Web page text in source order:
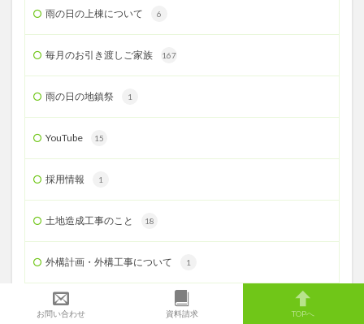
雨の日の上棟について 6
毎月のお引き渡しご家族 167
雨の日の地鎮祭 1
YouTube 15
採用情報 1
土地造成工事のこと 18
外構計画・外構工事について 1
災害時の対応
お問い合わせ
資料請求 TOPへ